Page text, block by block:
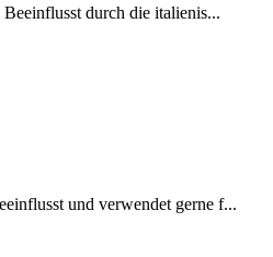
durch die italienis...
und verwendet gerne f...